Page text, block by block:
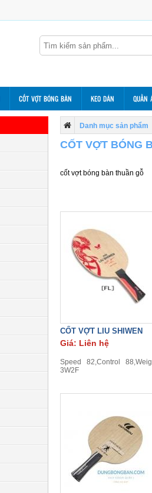
CỐT VỢT BÓNG BÀN KEO DÁN QUẦN
Danh mục sản phẩm
CỐT VỢT BÓNG
cốt vợt bóng bàn thuần gỗ
CỐT VỢT LIU SHIWEN
Giá: Liên hệ
Speed 82,Control
3W2F